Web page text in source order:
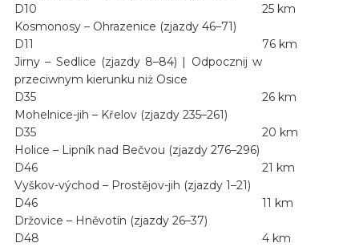
D10
Kosmonosy – Ohrazenice (zjazdy 46–71)
25 km
D11
Jirny – Sedlice (zjazdy 8–84) | Odpocznij w
przeciwnym kierunku niż Osice
76 km
D35
Mohelnice-jih – Křelov (zjazdy 235–261)
26 km
D35
Holice – Lipník nad Bečvou (zjazdy 276–296)
20 km
D46
Vyškov-východ – Prostějov-jih (zjazdy 1–21)
21 km
D46
Držovice – Hněvotín (zjazdy 26–37)
11 km
D48
4 km